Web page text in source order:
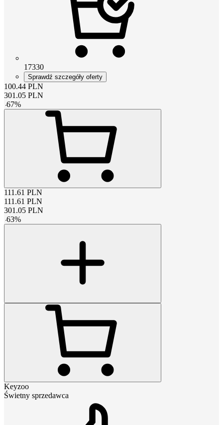
17330
Sprawdź szczegóły oferty
100.44 PLN
301.05 PLN
-67%
111.61 PLN
111.61 PLN
301.05 PLN
-63%
Keyzoo
Świetny sprzedawca